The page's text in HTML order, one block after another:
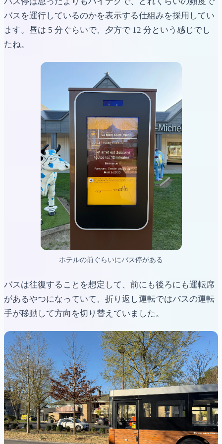
バスを運行しているのかを表示する仕組みを採用してい
ます。昼は 5 分ぐらいで、夕方で 12 分という感じでし
たね。
ホテルの前ぐらいにバス停がある
バスは往復することを想定して、前にも後ろにも運転席
があるやつになっていて、折り返し運転ではバスの運転
手が移動して方向を切り替えていました。